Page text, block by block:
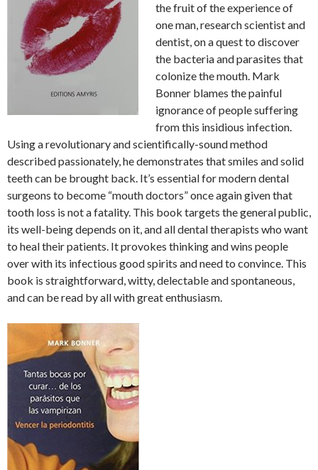
the fruit of the experience of
one man, research scientist and
dentist, on a quest to discover
the bacteria and parasites that
colonize the mouth. Mark
Bonner blames the painful
ignorance of people suffering
from this insidious infection.
Using a revolutionary and scientifically-sound method
described passionately, he demonstrates that smiles and solid
teeth can be brought back. It’s essential for modern dental
surgeons to become “mouth doctors” once again given that
tooth loss is not a fatality. This book targets the general public,
its well-being depends on it, and all dental therapists who want
to heal their patients. It provokes thinking and wins people
over with its infectious good spirits and need to convince. This
book is straightforward, witty, delectable and spontaneous,
and can be read by all with great enthusiasm.